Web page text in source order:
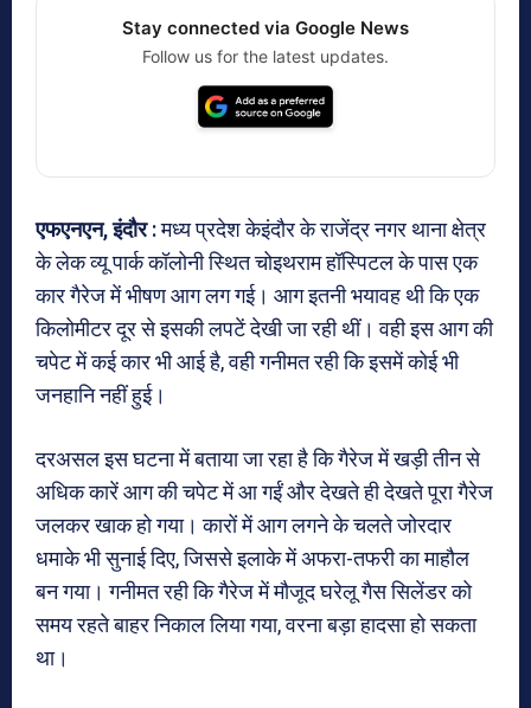
Stay connected via Google News
Follow us for the latest updates.
एफएनएन, इंदौर :मध्य प्रदेश केइंदौर के राजेंद्र नगर थाना क्षेत्र
के लेक व्यू पार्क कॉलोनी स्थित चोइथराम हॉस्पिटल के पास एक
कार गैरेज में भीषण आग लग गई। आग इतनी भयावह थी कि एक
किलोमीटर दूर से इसकी लपटें देखी जा रही थीं। वही इस आग की
चपेट में कई कार भी आई है, वही गनीमत रही कि इसमें कोई भी
जनहानि नहीं हुई।
दरअसल इस घटना में बताया जा रहा है कि गैरेज में खड़ी तीन से
अधिक कारें आग की चपेट में आ गईं और देखते ही देखते पूरा गैरेज
जलकर खाक हो गया। कारों में आग लगने के चलते जोरदार
धमाके भी सुनाई दिए, जिससे इलाके में अफरा-तफरी का माहौल
बन गया। गनीमत रही कि गैरेज में मौजूद घरेलू गैस सिलेंडर को
समय रहते बाहर निकाल लिया गया, वरना बड़ा हादसा हो सकता
था।